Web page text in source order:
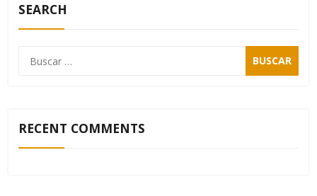
SEARCH
RECENT COMMENTS